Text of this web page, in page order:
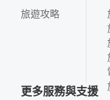
旅遊攻略
更多服務與支援